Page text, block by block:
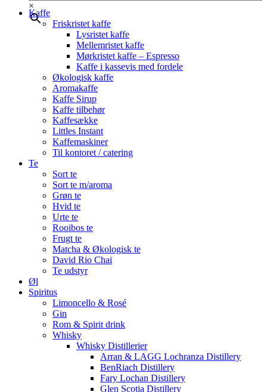
×
Kaffe
Friskristet kaffe
Lysristet kaffe
Mellemristet kaffe
Mørkristet kaffe – Espresso
Kaffe i kassevis med fordele
Økologisk kaffe
Aromakaffe
Kaffe Sirup
Kaffe tilbehør
Kaffesække
Littles Instant
Kaffemaskiner
Til kontoret / catering
Te
Sort te
Sort te m/aroma
Grøn te
Hvid te
Urte te
Rooibos te
Frugt te
Matcha & Økologisk te
David Rio Chai
Te udstyr
Øl
Spiritus
Limoncello & Rosé
Gin
Rom & Spirit drink
Whisky
Whisky Distillerier
Arran & LAGG Lochranza Distillery
BenRiach Distillery
Fary Lochan Distillery
Glen Scotia Distillery